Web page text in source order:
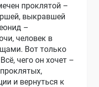
проклятой –
выкравшей
–
человек в
Вот только
чего он хочет –
и вернуться к